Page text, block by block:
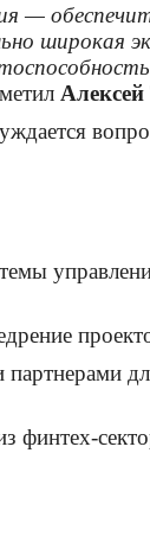
—
широкая